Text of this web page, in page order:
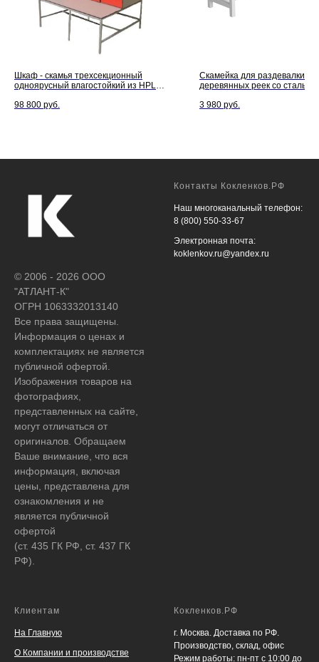
Шкаф - скамья трехсекционный
одноярусный влагостойкий из HPL
98 800 руб.
Скамейка для раздевалки из
деревянных реек со
3 980 руб.
© 2006 - 2026 ООО
"АТЛАНТ-К"
ОГРН 1063332013140
Все права защищены.
Информация о ценах и
комплектациях не является
публичной офертой.
Изображения товаров на
фотографиях,
представленных на сайте,
могут отличаться от
оригиналов. Обращаем
Ваше внимание, что вся
информация, включая
цены, представлена для
ознакомления и не
является публичной
офертой
(ст. 435 ГК РФ, ст. 437 ГК
РФ).
Контакты Кокленков.РФ
Наш многоканальный телефон:
8 (800) 550-33-67
Электронная почта:
koklenkov.ru@yandex.ru
Клиентам
На Главную
О Компании и производстве
Кокленков.РФ
г. Москва. Доставка по РФ.
Производство, склад, офис
Режим работы: пн-пт с 10:00 до